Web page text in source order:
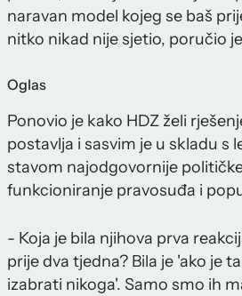
naravan model kojeg se baš
nitko nikad nije sjetio, poručio
Oglas
Ponovio je kako HDZ želi
postavlja i sasvim je u skladu
stavom najodgovornije
funkcioniranje pravosuđa i
- Koja je bila njihova prva
prije dva tjedna? Bila je 'ako je
izabrati nikoga'. Samo smo ih